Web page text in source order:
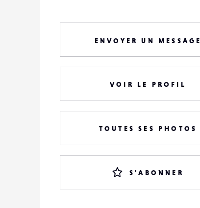
ENVOYER UN MESSAGE
VOIR LE PROFIL
TOUTES SES PHOTOS
S'ABONNER